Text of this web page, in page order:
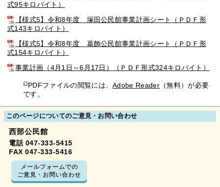
式95キロバイト）
【様式5】令和8年度 塚田公民館事業計画シート（ＰＤＦ形
式143キロバイト）
【様式5】令和8年度 葛飾公民館事業計画シート（ＰＤＦ形
式154キロバイト）
事業計画（4月1日～6月17日）（ＰＤＦ形式324キロバイト）
PDFファイルの閲覧には、Adobe Reader （無料）が必要
です。
このページについてのご意見・お問い合わせ
西部公民館
電話 047-333-5415
FAX 047-333-5416
メールフォームでの
ご意見・お問い合わせ